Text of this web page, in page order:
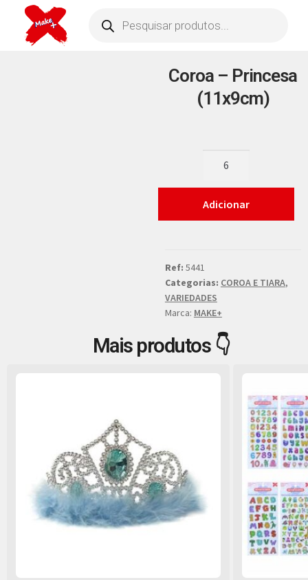
Coroa – Princesa
(11x9cm)
Adicionar
Ref: 5441
Categorias: COROA E TIARA,
VARIEDADES
Marca: MAKE+
Mais produtos 👇